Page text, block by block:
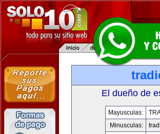
El dueño de
Mayusculas:
Minusculas: